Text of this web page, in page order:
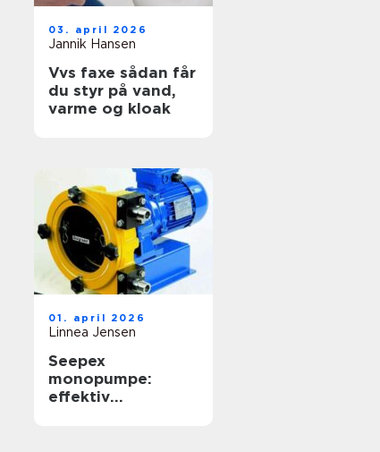
03. april 2026
Jannik Hansen
Vvs faxe sådan får
du styr på vand,
varme og kloak
01. april 2026
Linnea Jensen
Seepex
monopumpe:
effektiv